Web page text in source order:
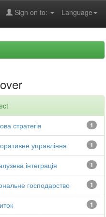
Language
Sign on to:
1
стратегія
1
управління
1
інтеграція
1
господарство
1